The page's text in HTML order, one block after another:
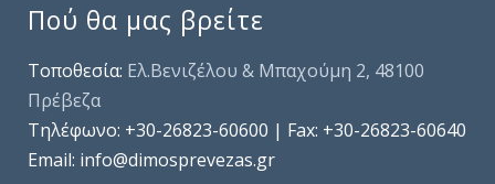
Πού θα μας βρείτε
Τοποθεσία: Ελ.Βενιζέλου & Μπαχούμη 2, 48100
Πρέβεζα
Τηλέφωνo: +30-26823-60600 | Fax: +30-26823-60640
Email: info@dimosprevezas.gr